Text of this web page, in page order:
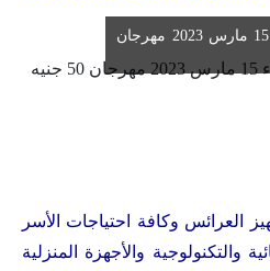
عروض رنين اليوم الاربعاء 15 مارس 2023 مهرجان
وكافة احتياجات الأسر
والتكنولوجية والأجهزة المنزلية